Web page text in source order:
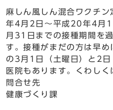
麻しん風しん混合ワクチ
年4月2日～平成20年4月1
月31日までの接種期間を
す。接種がまだの方は早
の3月1日（土曜日）と2日
医院もあります。くわしく
問合せ先
健康づくり課